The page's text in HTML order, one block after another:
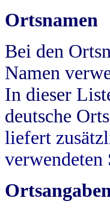
Ortsnamen
Bei den
Namen
In dieser
deutsche
liefert
verwendeten